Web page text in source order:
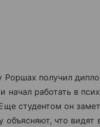
Роршах получил
начал работать в
студентом он
объясняют, что видят